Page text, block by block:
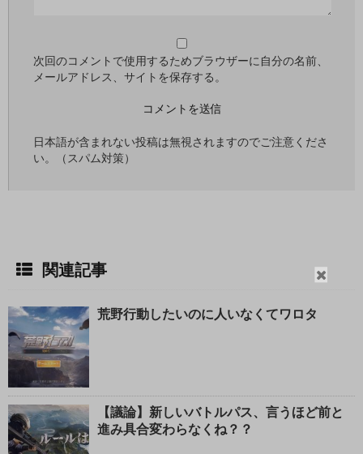
閉
る
次回のコメントで使用するためブラウザーに自分の名前、
メールアドレス、サイトを保存する。
日本語が含まれない投稿は無視されますのでご注意くださ
い。（スパム対策）
関連記事
荒野行動したいのに人いなくてワロタ
【議論】新しいバトルパス、言うほど前と
進み具合変わらなくね？？